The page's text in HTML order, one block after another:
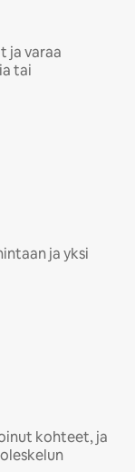
ja varaa
tai
ja yksi
kohteet, ja